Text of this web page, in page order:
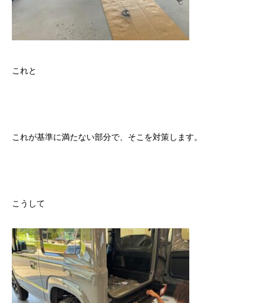
これと
これが基準に満たない部分で、そこを対策します。
こうして